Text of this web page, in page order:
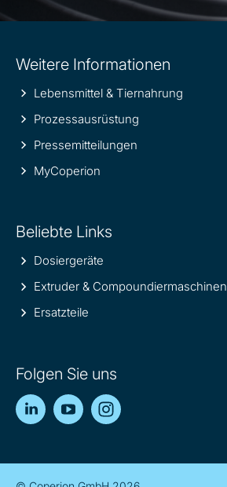
information
Weitere Informationen
Lebensmittel & Tiernahrung
Prozessausrüstung
Pressemitteilungen
MyCoperion
Beliebte Links
Dosiergeräte
Extruder & Compoundiermaschinen
Ersatzteile
Folgen Sie uns
LinkedInYouTube